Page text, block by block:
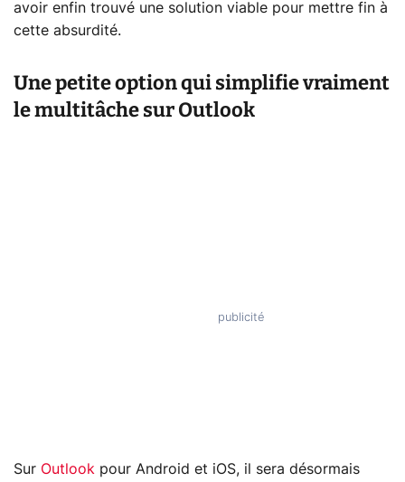
avoir enfin trouvé une solution viable pour mettre fin à
cette absurdité.
Une petite option qui simplifie vraiment
le multitâche sur Outlook
Sur Outlook pour Android et iOS, il sera désormais